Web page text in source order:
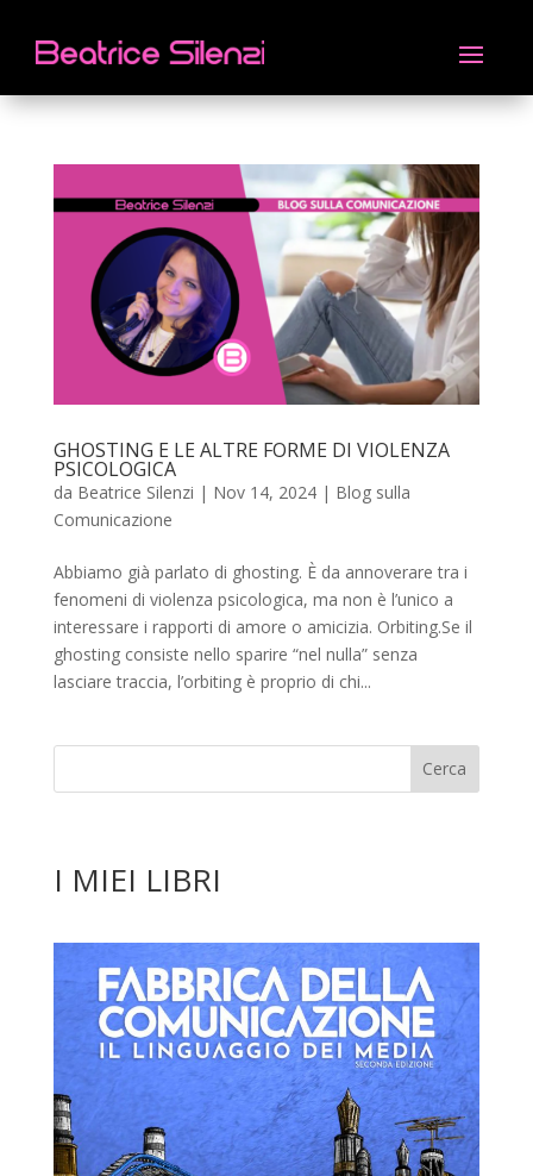
GHOSTING E LE ALTRE FORME DI VIOLENZA
PSICOLOGICA
da Beatrice Silenzi | Nov 14, 2024| Blog sulla
Comunicazione
Abbiamo già parlato di ghosting. È da annoverare tra i
fenomeni di violenza psicologica, ma non è l’unico a
interessare i rapporti di amore o amicizia. Orbiting.Se il
ghosting consiste nello sparire “nel nulla” senza
lasciare traccia, l’orbiting è proprio di chi...
I MIEI LIBRI